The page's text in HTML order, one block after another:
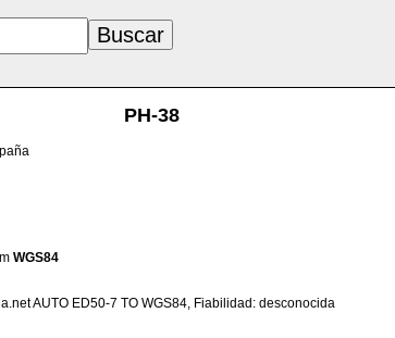
PH-38
WGS84
AUTO ED50-7 TO WGS84, Fiabilidad: desconocida